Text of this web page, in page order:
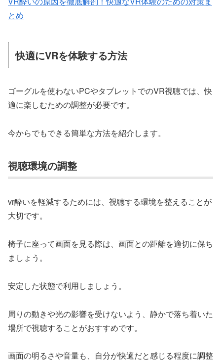
とめ
快適にVRを体験する方法
ゴーグルを使わないPCやタブレットでのVR視聴では、快
適に楽しむための調整が必要です。
今からでもできる簡単な方法を紹介します。
視聴環境の調整
vr酔いを軽減するためには、視聴する環境を整えることが
大切です。
椅子に座って画面を見る際は、画面との距離を適切に保ち
ましょう。
安定した状態で利用しましょう。
周りの動きや光の影響を受けないよう、静かで落ち着いた
場所で視聴することがおすすめです。
画面の明るさや音量も、自分が快適だと感じる程度に調整